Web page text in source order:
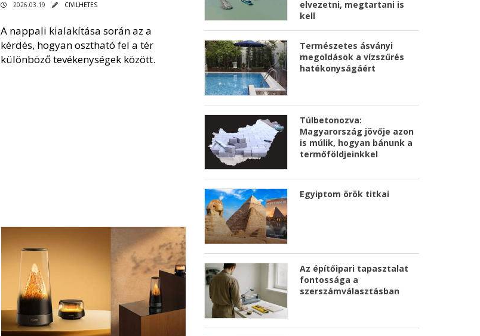
2026.03.19 CIVILHETES
A nappali kialakítása során az a
kérdés, hogyan osztható fel a tér
különböző tevékenységek között.
elvezetni, megtartani is
kell
Természetes ásványi
megoldások a vízszűrés
hatékonyságáért
Túlbetonozva:
Magyarország jövője azon
is múlik, hogyan bánunk a
termőföldjeinkkel
Egyiptom örök titkai
Az építőipari tapasztalat
fontossága a
szerszámválasztásban